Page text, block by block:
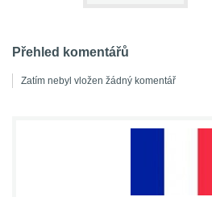
Přehled komentářů
Zatím nebyl vložen žádný komentář